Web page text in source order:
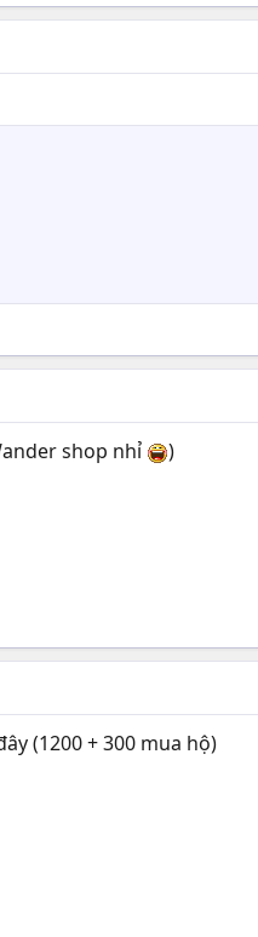
shop nhỉ )
(1200 + 300 mua hộ)